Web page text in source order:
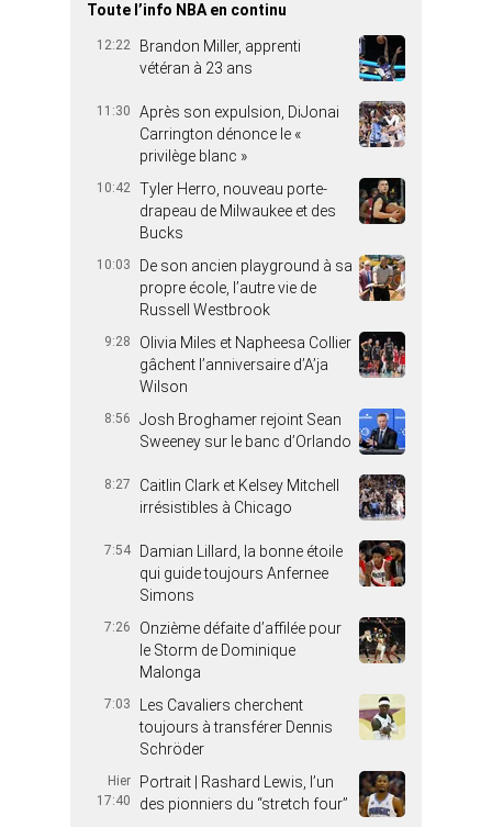
Toute l’info NBA en continu
12:22
Brandon Miller, apprenti
vétéran à 23 ans
11:30
Après son expulsion, DiJonai
Carrington dénonce le «
privilège blanc »
10:42 Tyler Herro, nouveau porte-
drapeau de Milwaukee et des
Bucks
10:03
De son ancien playground à sa
propre école, l’autre vie de
Russell Westbrook
9:28
Olivia Miles et Napheesa Collier
gâchent l’anniversaire d’A’ja
Wilson
8:56
Josh Broghamer rejoint Sean
Sweeney sur le banc d’Orlando
8:27
Caitlin Clark et Kelsey Mitchell
irrésistibles à Chicago
7:54
Damian Lillard, la bonne étoile
qui guide toujours Anfernee
Simons
7:26
Onzième défaite d’affilée pour
le Storm de Dominique
Malonga
7:03
Les Cavaliers cherchent
toujours à transférer Dennis
Schröder
Hier
17:40
Portrait | Rashard Lewis, l’un
des pionniers du “stretch four”